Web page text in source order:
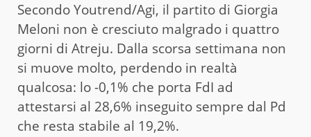
Secondo Youtrend/Agi, il partito di Giorgia
Meloni non è cresciuto malgrado i quattro
giorni di Atreju. Dalla scorsa settimana non
si muove molto, perdendo in realtà
qualcosa: lo -0,1% che porta FdI ad
attestarsi al 28,6% inseguito sempre dal Pd
che resta stabile al 19,2%.